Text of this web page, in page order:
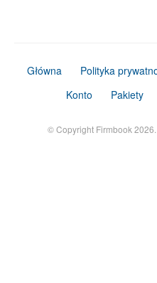
Główna Polityka
Konto
Pakiety
© Copyright Firmbook